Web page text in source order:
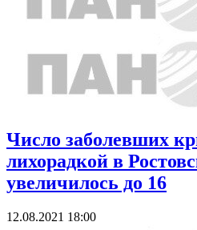
Число заболевших
лихорадкой в
увеличилось до 16
12.08.2021 18:00